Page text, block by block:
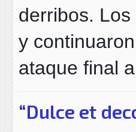
derribos.
y
ataque final
“Dulce et